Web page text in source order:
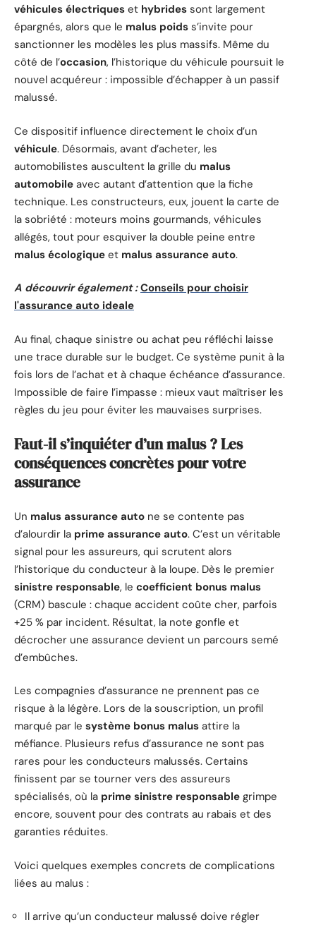
véhicules électriques et hybrides sont largement
épargnés, alors que le malus poids s’invite pour
sanctionner les modèles les plus massifs. Même du
côté de l’occasion, l’historique du véhicule poursuit le
nouvel acquéreur : impossible d’échapper à un passif
malussé.
Ce dispositif influence directement le choix d’un
véhicule. Désormais, avant d’acheter, les
automobilistes auscultent la grille du malus
automobile avec autant d’attention que la fiche
technique. Les constructeurs, eux, jouent la carte de
la sobriété : moteurs moins gourmands, véhicules
allégés, tout pour esquiver la double peine entre
malus écologique et malus assurance auto.
A découvrir également : Conseils pour choisir
l'assurance auto ideale
Au final, chaque sinistre ou achat peu réfléchi laisse
une trace durable sur le budget. Ce système punit à la
fois lors de l’achat et à chaque échéance d’assurance.
Impossible de faire l’impasse : mieux vaut maîtriser les
règles du jeu pour éviter les mauvaises surprises.
Faut-il s’inquiéter d’un malus ? Les
conséquences concrètes pour votre
assurance
Un malus assurance auto ne se contente pas
d’alourdir la prime assurance auto. C’est un véritable
signal pour les assureurs, qui scrutent alors
l’historique du conducteur à la loupe. Dès le premier
sinistre responsable, le coefficient bonus malus
(CRM) bascule : chaque accident coûte cher, parfois
+25 % par incident. Résultat, la note gonfle et
décrocher une assurance devient un parcours semé
d’embûches.
Les compagnies d’assurance ne prennent pas ce
risque à la légère. Lors de la souscription, un profil
marqué par le système bonus malus attire la
méfiance. Plusieurs refus d’assurance ne sont pas
rares pour les conducteurs malussés. Certains
finissent par se tourner vers des assureurs
spécialisés, où la prime sinistre responsable grimpe
encore, souvent pour des contrats au rabais et des
garanties réduites.
Voici quelques exemples concrets de complications
liées au malus :
Il arrive qu’un conducteur malussé doive régler